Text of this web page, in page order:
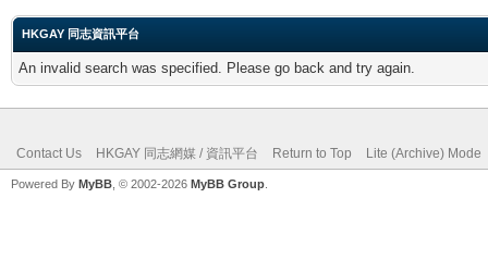
HKGAY 同志資訊平台
An invalid search was specified. Please go back and try again.
Contact Us HKGAY 同志網媒 / 資訊平台 Return to Top Lite (Archive) Mode
Powered By MyBB , © 2002-2026 MyBB Group